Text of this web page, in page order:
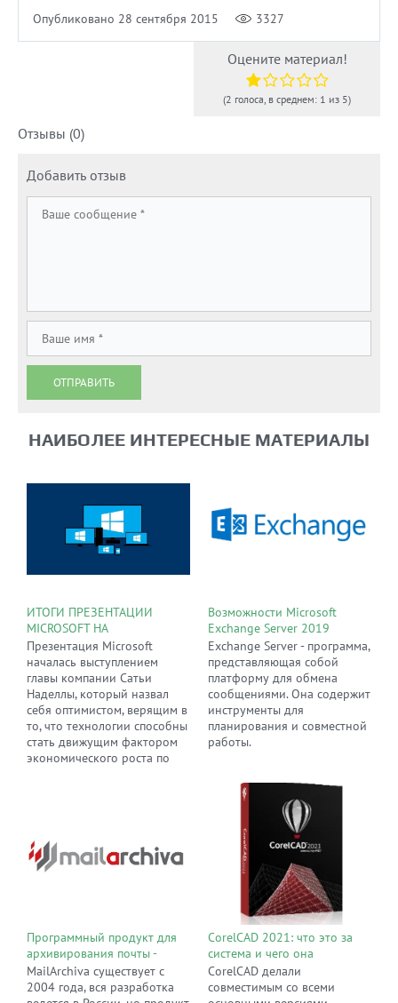
Опубликовано 28 сентября 2015 3327
Оцените материал!
(2 голоса, в среднем: 1 из 5)
Отзывы (0)
Добавить отзыв
ОТПРАВИТЬ
НАИБОЛЕЕ ИНТЕРЕСНЫЕ МАТЕРИАЛЫ
ИТОГИ ПРЕЗЕНТАЦИИ
MICROSOFT НА
КОНФЕРЕНЦИИ BUILD 2016
Презентация Microsoft
началась выступлением
главы компании Сатьи
Наделлы, который назвал
себя оптимистом, верящим в
то, что технологии способны
стать движущим фактором
экономического роста по
Поскольку мероприятие
предназначалось для
разработчиков, основные
Windows. Следует отметить,
что в ходе
презентации смартфонам,
над которыми, возможно,
работает компания,
Возможности Microsoft
Exchange Server 2019
Exchange Server - программа,
представляющая собой
платформу для обмена
сообщениями. Она содержит
инструменты для
планирования и совместной
работы.
Программный продукт для
архивирования почты -
MailArchiva EE
MailArchiva существует с
2004 года, вся разработка
CorelCAD 2021: что это за
система и чего она
позволяет добиться
CorelCAD делали
совместимым со всеми